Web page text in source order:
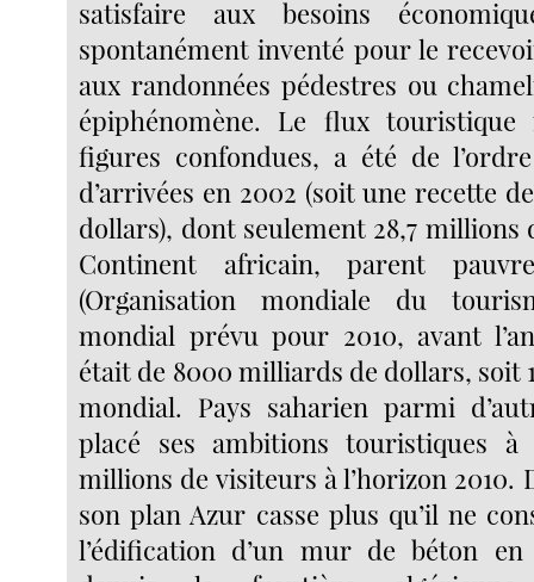
satisfaire aux besoins
spontanément inventé pour le
aux randonnées pédestres ou
épiphénomène. Le flux touristique
figures confondues, a été de
d’arrivées en 2002 (soit une recette
dollars), dont seulement 28,7 millions
Continent africain, parent
(Organisation mondiale du
mondial prévu pour 2010, avant
était de 8000 milliards de dollars, soit
mondial. Pays saharien parmi
placé ses ambitions touristiques
millions de visiteurs à l’horizon 2010.
son plan Azur casse plus qu’il ne
l’édification d’un mur de béton